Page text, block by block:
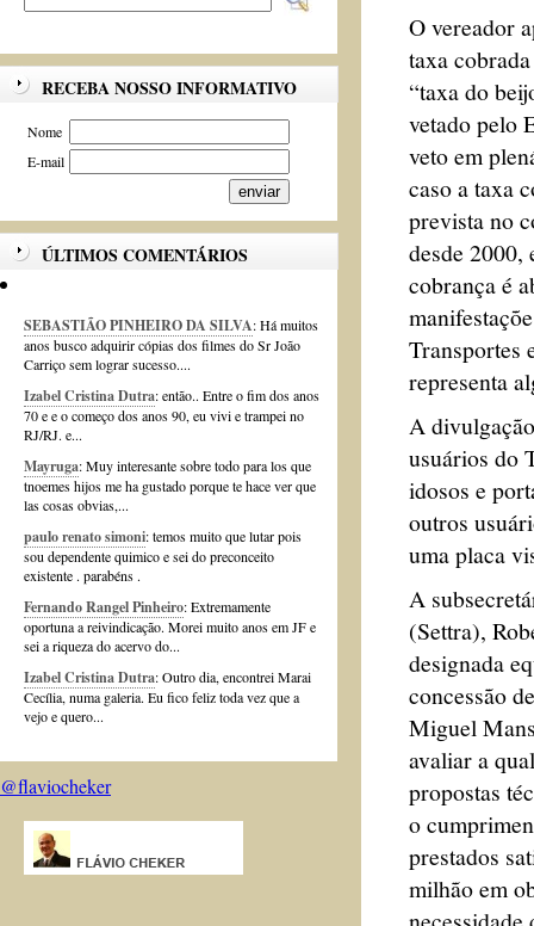
RECEBA NOSSO INFORMATIVO
Nome
E-mail
ÚLTIMOS COMENTÁRIOS
SEBASTIÃO PINHEIRO DA SILVA: Há muitos
anos busco adquirir cópias dos filmes do Sr João
Carriço sem lograr sucesso....
Izabel Cristina Dutra: então.. Entre o fim dos anos
70 e e o começo dos anos 90, eu vivi e trampei no
RJ/RJ. e...
Mayruga: Muy interesante sobre todo para los que
tnoemes hijos me ha gustado porque te hace ver que
las cosas obvias,...
paulo renato simoni: temos muito que lutar pois
sou dependente quimico e sei do preconceito
existente . parabéns .
Fernando Rangel Pinheiro: Extremamente
oportuna a reivindicação. Morei muito anos em JF e
sei a riqueza do acervo do...
Izabel Cristina Dutra: Outro dia, encontrei Marai
Cecília, numa galeria. Eu fico feliz toda vez que a
vejo e quero...
@flaviocheker
O vereador
taxa
“taxa do
vetado pelo
veto em
caso a taxa
prevista no
desde 2000,
cobrança é
Transportes
representa
A
usuários do
idosos e
outros
uma placa
A
(Settra),
designada
concessão
Miguel
avaliar a
propostas
o
prestados
milhão em